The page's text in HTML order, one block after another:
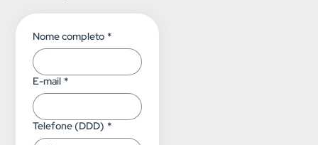
Nome completo *
E-mail *
Telefone (DDD) *